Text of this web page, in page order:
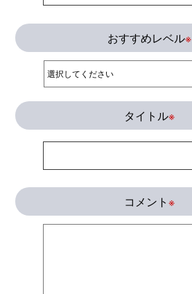
おすすめレベル※
タイトル※
コメント※